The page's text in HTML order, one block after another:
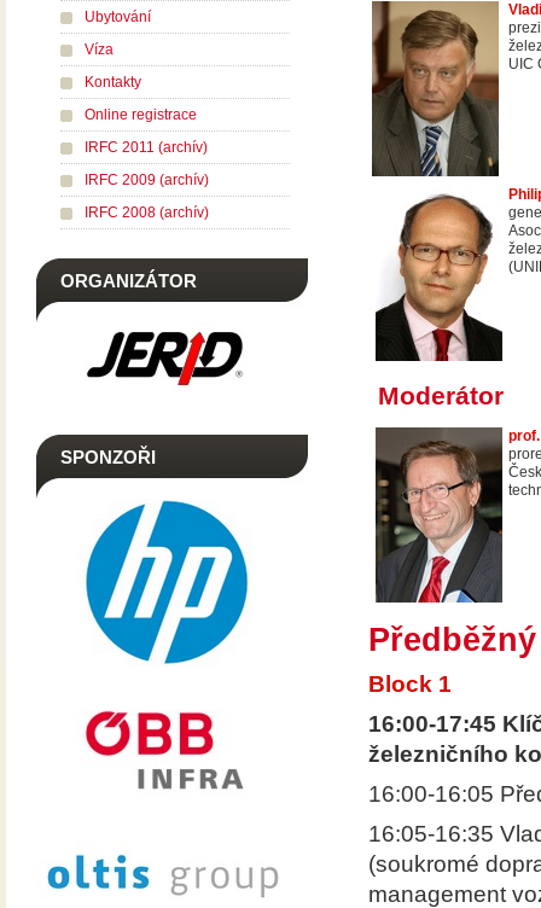
Ubytování
Víza
Kontakty
Online registrace
IRFC 2011 (archív)
IRFC 2009 (archív)
IRFC 2008 (archív)
ORGANIZÁTOR
SPONZOŘI
UIC
Moderátor
Block 1
16:00-17:45
železničního
16:00-16:05
16:05-16:35
(soukromé
management